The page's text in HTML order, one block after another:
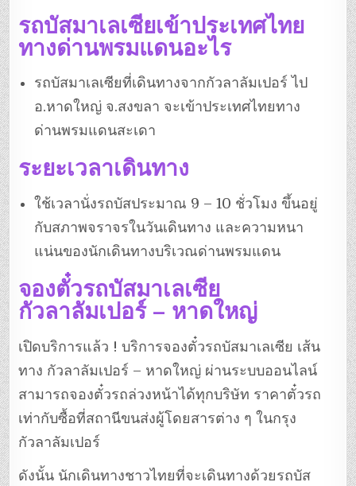
รถบัสมาเลเซียเข้าประเทศไทย
ทางด่านพรมแดนอะไร
รถบัสมาเลเซียที่เดินทางจากกัวลาลัมเปอร์ ไป
อ.หาดใหญ่ จ.สงขลา จะเข้าประเทศไทยทาง
ด่านพรมแดนสะเดา
ระยะเวลาเดินทาง
ใช้เวลานั่งรถบัสประมาณ 9 – 10 ชั่วโมง ขึ้นอยู่
กับสภาพจราจรในวันเดินทาง และความหนา
แน่นของนักเดินทางบริเวณด่านพรมแดน
จองตั๋วรถบัสมาเลเซีย
กัวลาลัมเปอร์ – หาดใหญ่
เปิดบริการแล้ว ! บริการจองตั๋วรถบัสมาเลเซีย เส้น
ทาง กัวลาลัมเปอร์ – หาดใหญ่ ผ่านระบบออนไลน์
สามารถจองตั๋วรถล่วงหน้าได้ทุกบริษัท ราคาตั๋วรถ
เท่ากับซื้อที่สถานีขนส่งผู้โดยสารต่าง ๆ ในกรุง
กัวลาลัมเปอร์
ดังนั้น นักเดินทางชาวไทยที่จะเดินทางด้วยรถบัส